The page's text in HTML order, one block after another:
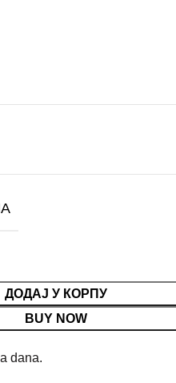
ДОДАЈ У КОРПУ
BUY NOW
dana.